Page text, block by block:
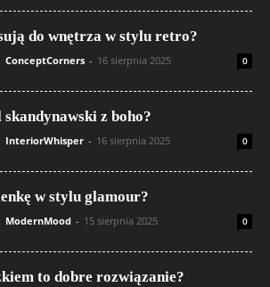
do wnętrza w stylu retro?
ConceptCorners - 16 sierpnia 2025 0
skandynawski z boho?
InteriorWhisper - 16 sierpnia 2025 0
w stylu glamour?
ModernMood - 15 sierpnia 2025 0
to dobre rozwiązanie?